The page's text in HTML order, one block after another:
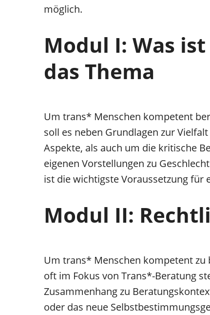
möglich.
Modul I: Was
das Thema
Um trans* Menschen kompetent
soll es neben Grundlagen zur
Aspekte, als auch um die kritische
eigenen Vorstellungen zu
ist die wichtigste Voraussetzung für
Modul II:
Um trans* Menschen kompetent zu
oft im Fokus von Trans*-Beratung
Zusammenhang zu
oder das neue